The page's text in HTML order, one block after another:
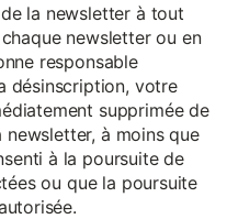
la newsletter à tout
newsletter ou en
responsable
désinscription, votre
supprimée de
à moins que
à la poursuite de
ou que la poursuite